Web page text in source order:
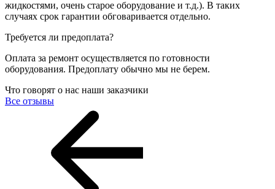
жидкостями, очень старое оборудование и т.д.). В таких
случаях срок гарантии обговаривается отдельно.
Требуется ли предоплата?
Оплата за ремонт осуществляется по готовности
оборудования. Предоплату обычно мы не берем.
Что говорят о нас наши заказчики
Все отзывы